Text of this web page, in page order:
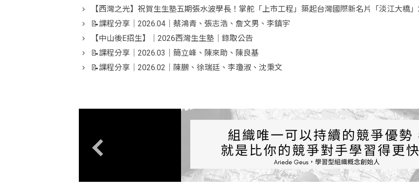
【西灣之光】祝賀生生塾五期張水波學長！掌舵「上市工程」築起台灣國際新名片「淡江大橋
📝課程分享｜2026.04｜蔡鴻青、張志浩、詹文男、李鎮宇
【中山後E招生】｜2026西灣生生塾｜錄取公告
📝課程分享｜2026.03｜簡立峰、陳來助、陳良基
📝課程分享｜2026.02｜陳鵬、徐瑞廷、李瓊淑、沈秉文